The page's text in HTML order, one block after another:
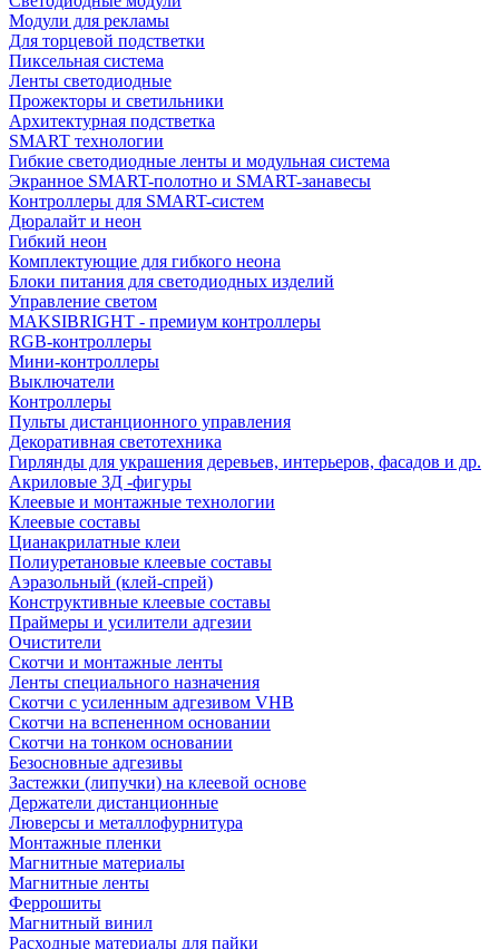
Модули для рекламы
Для торцевой подстветки
Пиксельная система
Ленты светодиодные
Прожекторы и светильники
Архитектурная подстветка
SMART технологии
Гибкие светодиодные ленты и модульная система
Экранное SMART-полотно и SMART-занавесы
Контроллеры для SMART-систем
Дюралайт и неон
Гибкий неон
Комплектующие для гибкого неона
Блоки питания для светодиодных изделий
Управление светом
MAKSIBRIGHT - премиум контроллеры
RGB-контроллеры
Мини-контроллеры
Выключатели
Контроллеры
Пульты дистанционного управления
Декоративная светотехника
Гирлянды для украшения деревьев, интерьеров, фасадов и др.
Акриловые 3Д -фигуры
Клеевые и монтажные технологии
Клеевые составы
Цианакрилатные клеи
Полиуретановые клеевые составы
Аэразольный (клей-спрей)
Конструктивные клеевые составы
Праймеры и усилители адгезии
Очистители
Скотчи и монтажные ленты
Ленты специального назначения
Скотчи с усиленным адгезивом VHB
Скотчи на вспененном основании
Скотчи на тонком основании
Безосновные адгезивы
Застежки (липучки) на клеевой основе
Держатели дистанционные
Люверсы и металлофурнитура
Монтажные пленки
Магнитные материалы
Магнитные ленты
Феррошиты
Магнитный винил
Расходные материалы для пайки